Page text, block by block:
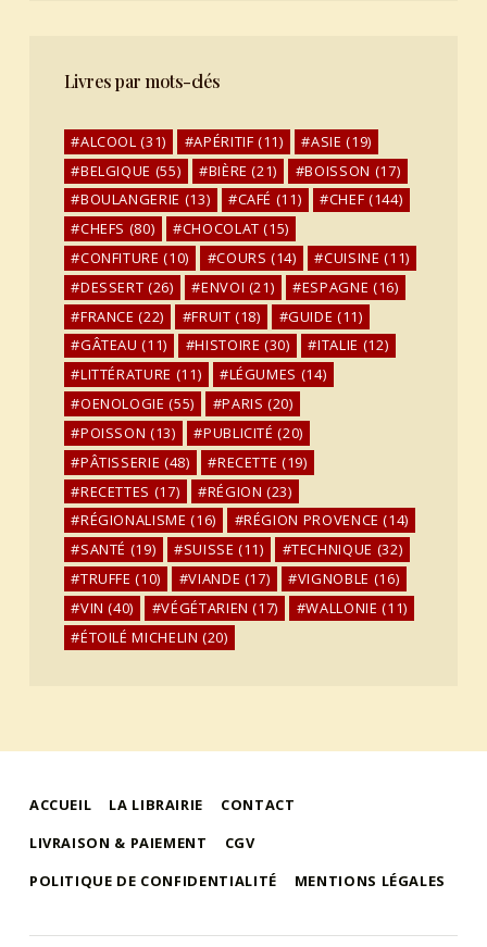
Livres par mots-clés
ALCOOL (31) APÉRITIF (11) ASIE (19)
BELGIQUE (55) BIÈRE (21) BOISSON (17)
BOULANGERIE (13) CAFÉ (11) CHEF (144)
CHEFS (80) CHOCOLAT (15)
CONFITURE (10) COURS (14) CUISINE (11)
DESSERT (26) ENVOI (21) ESPAGNE (16)
FRANCE (22) FRUIT (18) GUIDE (11)
GÂTEAU (11) HISTOIRE (30) ITALIE (12)
LITTÉRATURE (11) LÉGUMES (14)
OENOLOGIE (55) PARIS (20)
POISSON (13) PUBLICITÉ (20)
PÂTISSERIE (48) RECETTE (19)
RECETTES (17) RÉGION (23)
RÉGIONALISME (16) RÉGION PROVENCE (14)
SANTÉ (19) SUISSE (11) TECHNIQUE (32)
TRUFFE (10) VIANDE (17) VIGNOBLE (16)
VIN (40) VÉGÉTARIEN (17) WALLONIE (11)
ÉTOILÉ MICHELIN (20)
ACCUEIL LA LIBRAIRIE
CONTACT
LIVRAISON & PAIEMENT
CGV
POLITIQUE DE CONFIDENTIALITÉ
MENTIONS LÉGALES